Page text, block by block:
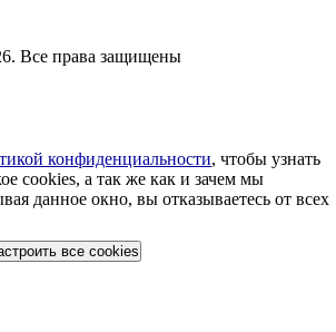
Все права защищены
конфиденциальности, чтобы узнать
cookies, а так же как и зачем мы
данное окно, вы отказываетесь от всех
все cookies